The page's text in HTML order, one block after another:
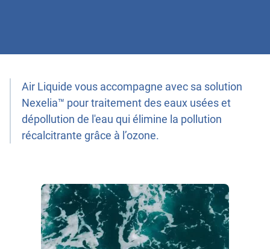
Air Liquide vous accompagne avec sa solution
Nexelia™ pour traitement des eaux usées et
dépollution de l'eau qui élimine la pollution
récalcitrante grâce à l’ozone.